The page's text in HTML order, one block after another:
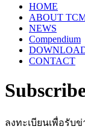
HOME
ABOUT
NEWS
Compendium
CONTACT
ลงทะเบียนเพื่อรับข่